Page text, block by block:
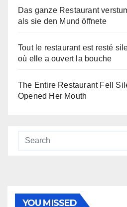
Das ganze Restaurant
als sie den Mund öffnete
Tout le restaurant est resté
où elle a ouvert la bouche
The Entire Restaurant Fell
Opened Her Mouth
YOU MISSED